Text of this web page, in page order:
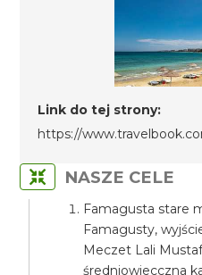
Link do tej strony:
https://
NASZE CELE
Famagusta stare
Famagusty,
Meczet Lali
średniowiecczna